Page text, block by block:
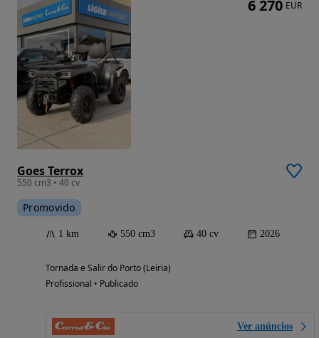
Goes Terrox
550 cm3 • 40 cv
Promovido
1 km 550 cm3 40 cv 2026
Tornada e Salir do Porto (Leiria)
Profissional • Publicado
Ver anúncios
6 270 EUR